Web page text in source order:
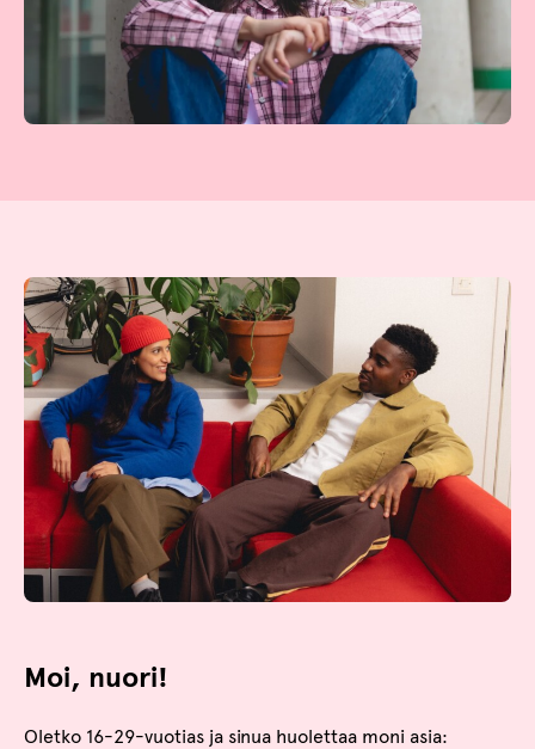
Moi, nuori!
Oletko 16-29-vuotias ja sinua huolettaa moni asia: